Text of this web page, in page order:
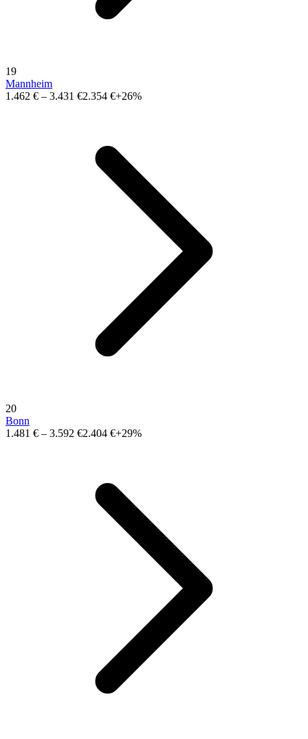
19
Mannheim
1.462 € – 3.431 €2.354 €+26%
20
Bonn
1.481 € – 3.592 €2.404 €+29%